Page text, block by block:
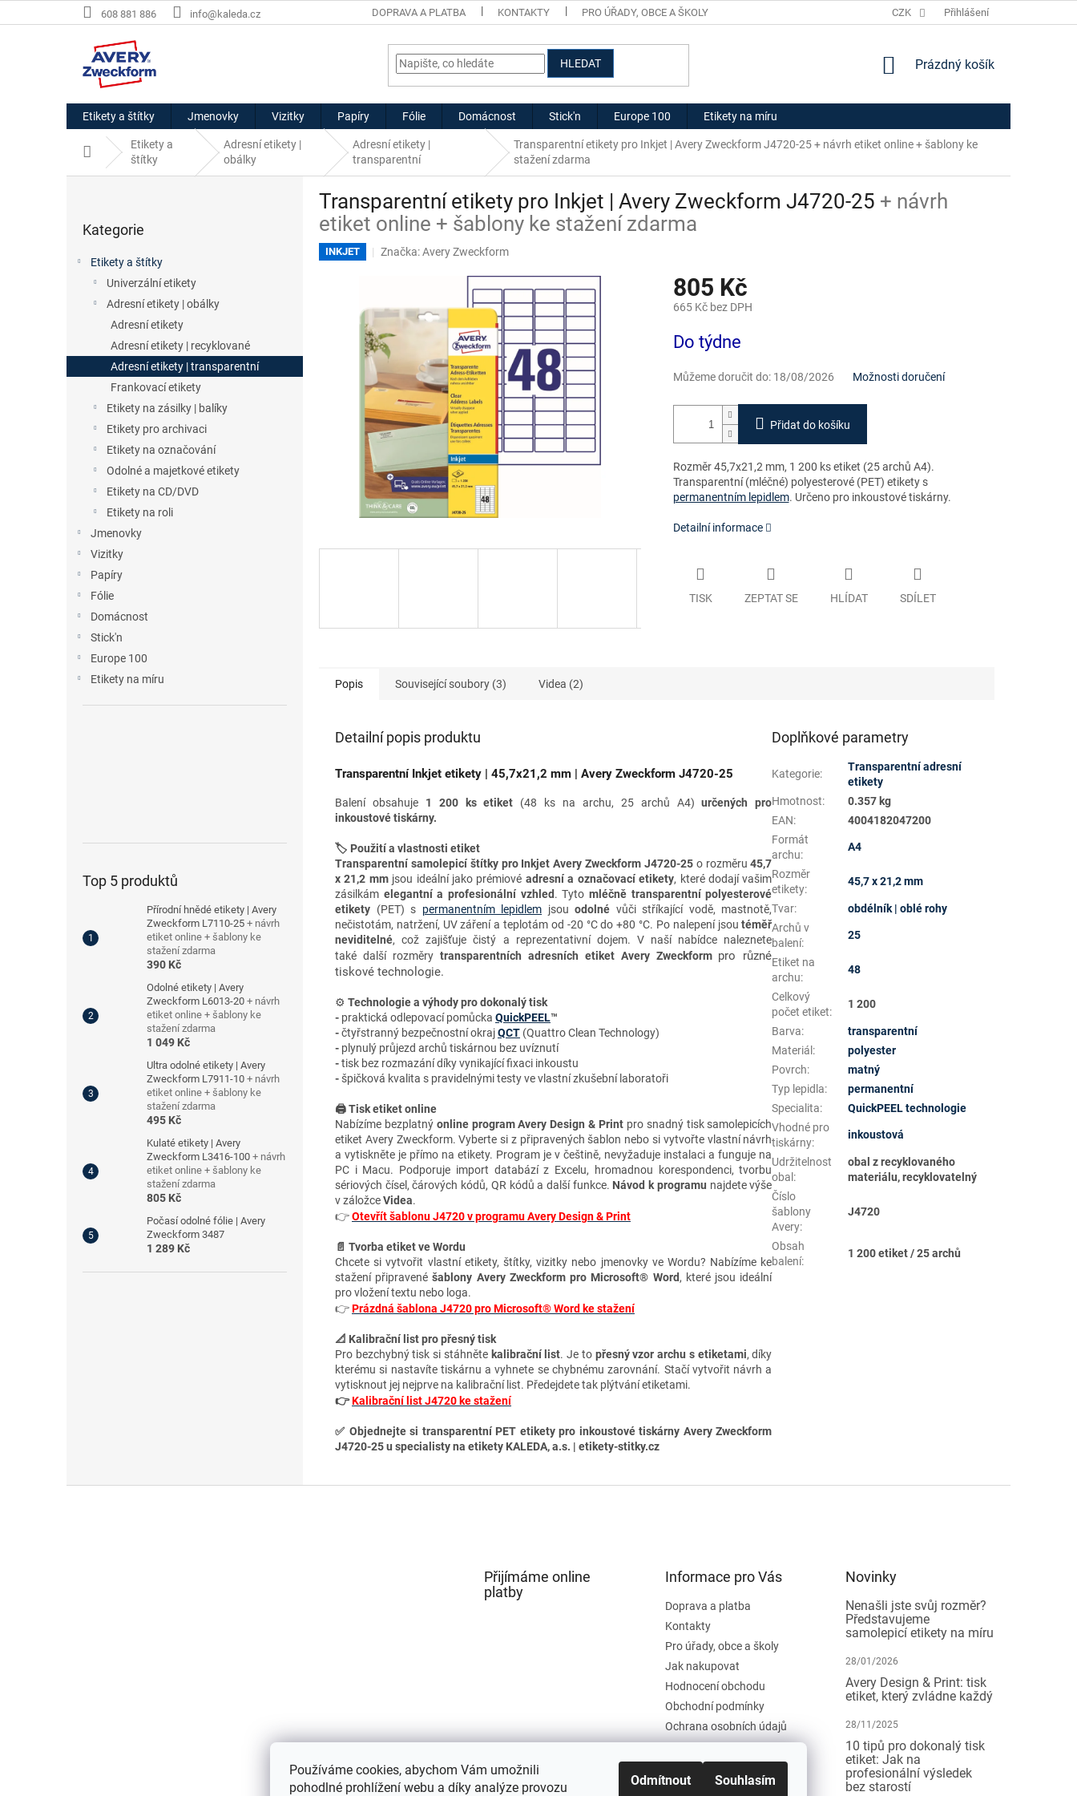
Používáme cookies, abychom Vám umožnili
pohodlné prohlížení webu a díky analýze provozu
Odmítnout Souhlasím
na
608 881 886 info@kaleda.cz DOPRAVA A PLATBA KONTAKTY PRO ÚŘADY, OBCE A ŠKOLY HODNOCENÍ OBCHODU
CZK Přihlášení
HLEDAT
NÁKUPNÍ
Prázdný košík
Etikety a štítky Jmenovky Vizitky Papíry Fólie Domácnost Stick'n Europe 100 Etikety na míru
Domů
Etikety a
štítky
Adresní etikety |
obálky
Adresní etikety |
transparentní
Transparentní etikety pro Inkjet | Avery Zweckform J4720-25+ návrh etiket online + šablony ke
stažení zdarma
a
n
kategorie
Kategorie
Etikety a štítky
Univerzální etikety
Adresní etikety | obálky
Adresní etikety
Adresní etikety | recyklované
Adresní etikety | transparentní
Frankovací etikety
Etikety na zásilky | balíky
Etikety pro archivaci
Etikety na označování
Odolné a majetkové etikety
Etikety na CD/DVD
Etikety na roli
Jmenovky
Vizitky
Papíry
Fólie
Domácnost
Stick'n
Europe 100
Etikety na míru
Top 5 produktů
Přírodní hnědé etikety | Avery
Zweckform L7110-25 + návrh
etiket online + šablony ke
stažení zdarma
390 Kč
Odolné etikety | Avery
Zweckform L6013-20 + návrh
etiket online + šablony ke
stažení zdarma
1 049 Kč
Ultra odolné etikety | Avery
Zweckform L7911-10 + návrh
etiket online + šablony ke
stažení zdarma
495 Kč
Kulaté etikety | Avery
Zweckform L3416-100 + návrh
etiket online + šablony ke
stažení zdarma
805 Kč
Počasí odolné fólie | Avery
Zweckform 3487
1 289 Kč
Transparentní etikety pro Inkjet | Avery Zweckform J4720-25 + návrh
etiket online + šablony ke stažení zdarma
INKJET Značka:Avery Zweckform
805 Kč
665 Kč bez DPH
cena:
Do týdne
Můžeme doručit do: 18/08/2026 Možnosti doručení
Přidat do košíku
Rozměr 45,7x21,2 mm, 1 200 ks etiket (25 archů A4).
Transparentní (mléčné) polyesterové (PET) etikety s
permanentním lepidlem. Určeno pro inkoustové tiskárny.
Detailní informace
TISK ZEPTAT SE HLÍDAT SDÍLET
Popis Související soubory (3) Videa (2)
Detailní popis produktu
Transparentní Inkjet etikety | 45,7x21,2 mm | Avery Zweckform J4720-25
Balení obsahuje1 200 ks etiket (48 ks na archu, 25 archů A4) určených pro
inkoustovétiskárny.
🏷️ Použití a vlastnosti etiket
Transparentní samolepicí štítky pro Inkjet Avery Zweckform J4720-25o rozměru45,7
x 21,2 mm jsou ideální jako prémiové adresní a označovací etikety, které dodají vašim
zásilkám elegantní a profesionální vzhled.Tyto mléčně transparentnípolyesterové
etikety (PET) s permanentním lepidlem jsouodolné vůči stříkající vodě, mastnotě,
nečistotám, natržení, UV záření a teplotám od -20 °C do +80 °C. Po nalepení jsoutéměř
neviditelné, což zajišťuje čistý a reprezentativní dojem. V naší nabídce naleznete
také další rozměrytransparentních adresních etiket Avery Zweckform pro různé
tiskové technologie.
⚙️ Technologie a výhodypro dokonalý tisk
- praktická odlepovací pomůcka QuickPEEL™
-čtyřstranný bezpečnostní okrajQCT (Quattro Clean Technology)
- plynulý průjezd archů tiskárnou bez uvíznutí
-tisk bez rozmazání díky vynikající fixaci inkoustu
- špičková kvalita s pravidelnými testy ve vlastní zkušební laboratoři
🖨️ Tisk etiket online
Nabízíme bezplatnýonline program Avery Design & Print pro snadný tisk samolepicích
etiket Avery Zweckform. Vyberte si z připravených šablon nebo si vytvořte vlastní návrh
a vytiskněte je přímo na etikety. Program je v češtině, nevyžaduje instalaci a funguje na
PC i Macu. Podporuje import databází z Excelu, hromadnou korespondenci, tvorbu
sériových čísel, čárových kódů, QR kódů a další funkce. Návod k programu najdete výše
v záložceVidea.
👉Otevřít šablonu J4720 v programu Avery Design & Print
📄 Tvorba etiket ve Wordu
Chcete si vytvořit vlastní etikety, štítky, vizitky nebo jmenovky ve Wordu? Nabízíme ke
stažení připravenéšablony Avery Zweckform pro Microsoft® Word, které jsou ideální
pro vložení textu nebo loga.
👉Prázdná šablona J4720 pro Microsoft® Word ke stažení
📐 Kalibrační list pro přesný tisk
Pro bezchybný tisk si stáhněte kalibrační list. Je to přesný vzor archu s etiketami, díky
kterému si nastavíte tiskárnu a vyhnete se chybnému zarovnání. Stačí vytvořit návrh a
vytisknout jej nejprve na kalibrační list. Předejdete tak plýtvání etiketami.
👉Kalibrační list J4720 ke stažení
✅ Objednejte si transparentní PET etikety pro inkoustové tiskárny Avery Zweckform
J4720-25 u specialisty na etikety KALEDA, a.s. | etikety-stitky.cz
Doplňkové parametry
Kategorie:
Transparentní adresní
etikety
Hmotnost:
0.357 kg
EAN:
4004182047200
Formát
archu:
A4
Rozměr
etikety:
45,7 x 21,2 mm
Tvar:
obdélník | oblé rohy
Archů v
balení:
25
Etiket na
archu:
48
Celkový
počet etiket:
1 200
Barva:
transparentní
Materiál:
polyester
Povrch:
matný
Typ lepidla:
permanentní
Specialita:
QuickPEEL technologie
Vhodné pro
tiskárny:
inkoustová
Udržitelnost
obal:
obal z recyklovaného
materiálu, recyklovatelný
Číslo
šablony
Avery:
J4720
Obsah
balení:
1 200 etiket / 25 archů
Přijímáme online
platby
Informace pro Vás
Doprava a platba
Kontakty
Pro úřady, obce a školy
Jak nakupovat
Hodnocení obchodu
Obchodní podmínky
Ochrana osobních údajů
Novinky
Nenašli jste svůj rozměr?
Představujeme
samolepicí etikety na míru
28/01/2026
Avery Design & Print: tisk
etiket, který zvládne každý
28/11/2025
10 tipů pro dokonalý tisk
etiket: Jak na
profesionální výsledek
bez starostí